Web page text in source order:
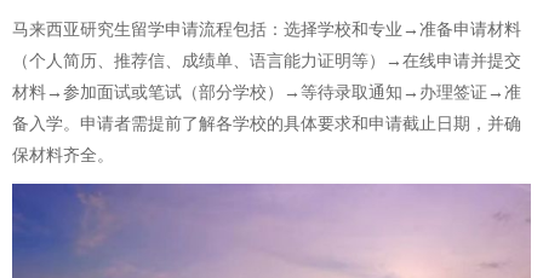
马来西亚研究生留学申请流程包括：选择学校和专业→准备申请材料
（个人简历、推荐信、成绩单、语言能力证明等）→在线申请并提交
材料→参加面试或笔试（部分学校）→等待录取通知→办理签证→准
备入学。申请者需提前了解各学校的具体要求和申请截止日期，并确
保材料齐全。